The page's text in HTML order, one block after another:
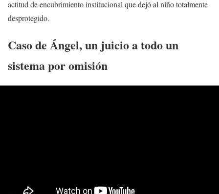
actitud de encubrimiento institucional que dejó al niño totalmente
desprotegido.
Caso de Ángel, un juicio a todo un
sistema por omisión